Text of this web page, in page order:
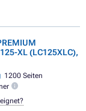
XL (LC125XLC),
1200 Seiten